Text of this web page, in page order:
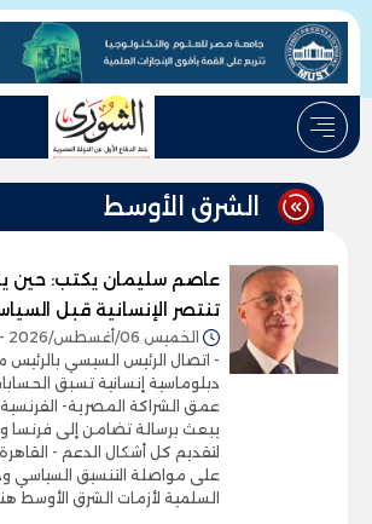
الشرق الأوسط
عاصم سليمان يكتب: حين
تنتصر الإنسانية قبل
الخميس 06/أغسطس/2026 - 01:57 م
- اتصال الرئيس السيسي
دبلوماسية إنسانية تسبق
عمق الشراكة المصرية-
يبعث برسالة تضامن إلى فرنسا
لتقديم كل أشكال الدعم -
على مواصلة التنسيق السياسي
السلمية لأزمات الشرق الأوسط